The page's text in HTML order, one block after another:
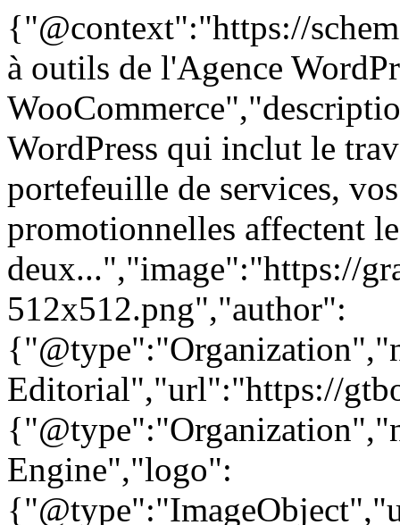
{"@context":"https://
à outils de l'Agence
WordPress qui inclut le
portefeuille de services,
promotionnelles affectent
deux...","image":"https://
512x512.png","author":
Editorial","url":"https://
Engine","logo":